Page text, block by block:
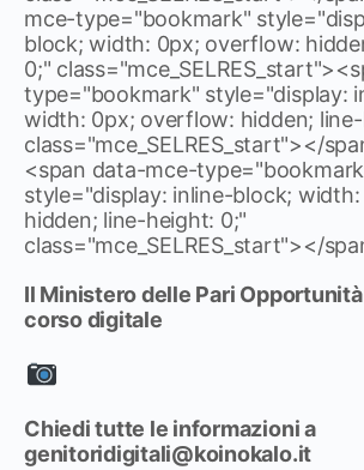
mce-type="bookmark"
block; width: 0px; overflow:
0;"
type="bookmark" style="display:
width: 0px; overflow: hidden;
class="mce_SELRES_start"> </
<span data-mce-
style="display: inline-block;
hidden; line-height: 0;"
class="mce_SELRES_start"> </
Il Ministero delle Pari
corso digitale
Chiedi tutte le informazioni a
genitoridigitali@koinokalo.it